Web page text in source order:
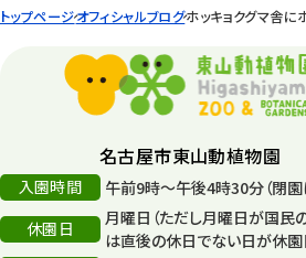
トップページオフィシャルブログホッキョクグマ舎に
平和公園
再生
再生フォーラム
名古屋市東山動植物園
入園時間
午前9時～午後4時30分（閉園
休園日
月曜日（ただし月曜日が国
は直後の休日でない日が休園